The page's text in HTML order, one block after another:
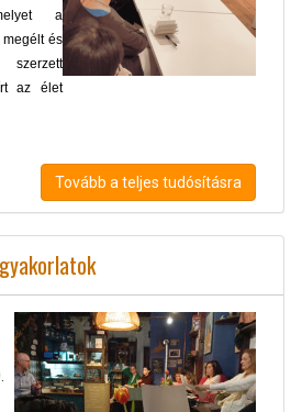
a
és
szerzett
az élet
Tovább a teljes tudósításra